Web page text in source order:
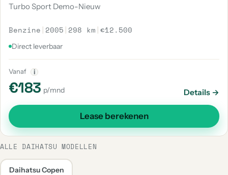
Turbo Sport Demo-Nieuw
Benzine | 2005 | 298 km |€12.500
Direct leverbaar
Vanaf i
€183 p/mnd Details →
Lease berekenen
ALLE DAIHATSU MODELLEN
Daihatsu Copen